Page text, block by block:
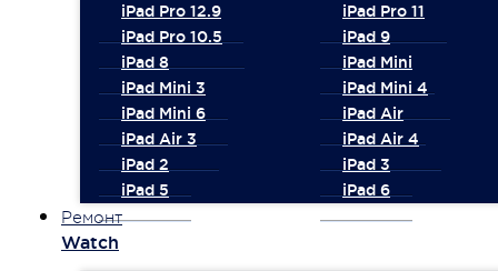
iPad Pro 12.9
iPad Pro 11
iPad Pro 10.5
iPad 9
iPad 8
iPad Mini
iPad Mini 3
iPad Mini 4
iPad Mini 6
iPad Air
iPad Air 3
iPad Air 4
iPad 2
iPad 3
iPad 5
iPad 6
Ремонт
Watch